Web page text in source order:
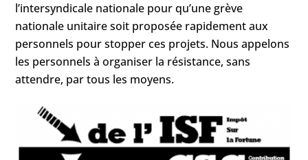
l’intersyndicale nationale pour qu’une grève
nationale unitaire soit proposée rapidement aux
personnels pour stopper ces projets. Nous appelons
les personnels à organiser la résistance, sans
attendre, par tous les moyens.